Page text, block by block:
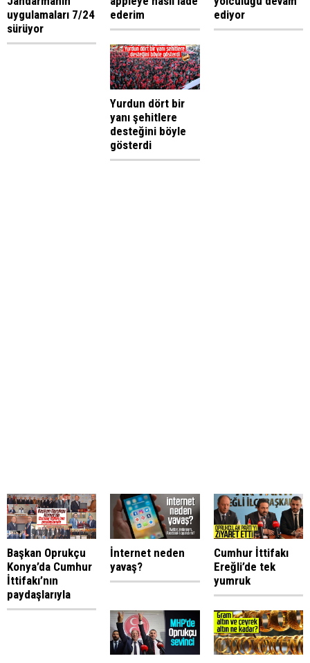
uygulamaları 7/24
sürüyor
ederim
ediyor
Yurdun dört bir
yanı şehitlere
desteğini böyle
gösterdi
Başkan Oprukçu
Konya’da Cumhur
İttifakı’nın
paydaşlarıyla
İnternet neden
yavaş?
Cumhur İttifakı
Ereğli’de tek
yumruk